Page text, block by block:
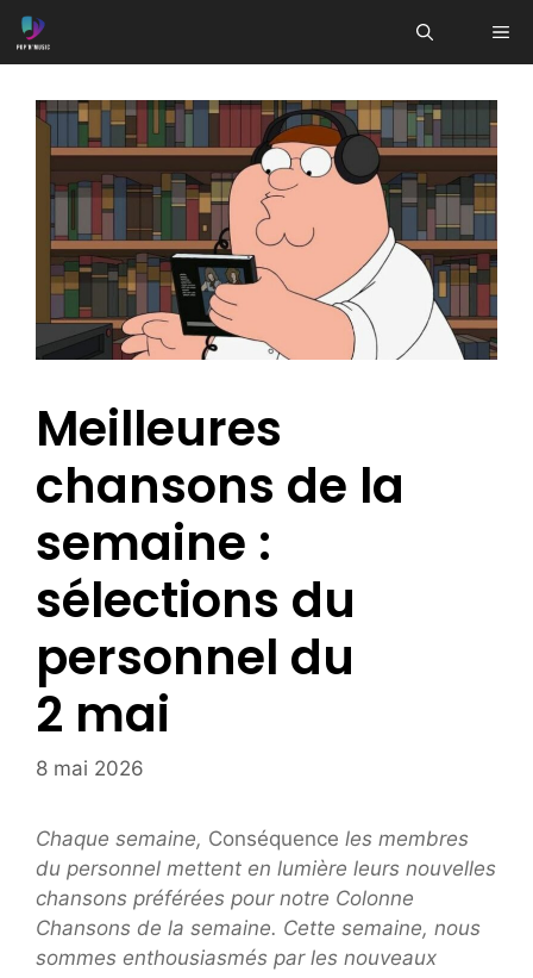
Aller
au
Meilleures
chansons de la
semaine :
sélections du
personnel du
2 mai
8 mai 2026
Chaque semaine, Conséquence les membres
du personnel mettent en lumière leurs nouvelles
chansons préférées pour notre Colonne
Chansons de la semaine. Cette semaine, nous
sommes enthousiasmés par les nouveaux